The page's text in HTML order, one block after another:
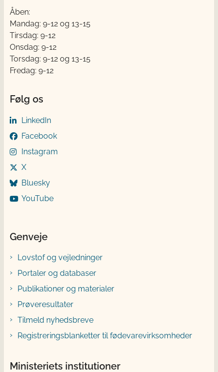
Åben:
Mandag: 9-12 og 13-15
Tirsdag: 9-12
Onsdag: 9-12
Torsdag: 9-12 og 13-15
Fredag: 9-12
Følg os
LinkedIn
Facebook
Instagram
X
Bluesky
YouTube
Genveje
Lovstof og vejledninger
Portaler og databaser
Publikationer og materialer
Prøveresultater
Tilmeld nyhedsbreve
Registreringsblanketter til fødevarevirksomheder
Ministeriets institutioner